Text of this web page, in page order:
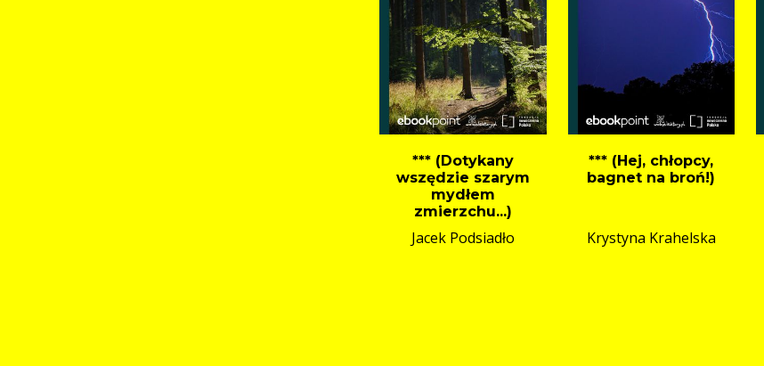
*** (Dotykany
wszędzie szarym
mydłem
zmierzchu...)
Jacek Podsiadło
*** (Hej, chłopcy,
bagnet na broń!)
Krystyna Krahelska